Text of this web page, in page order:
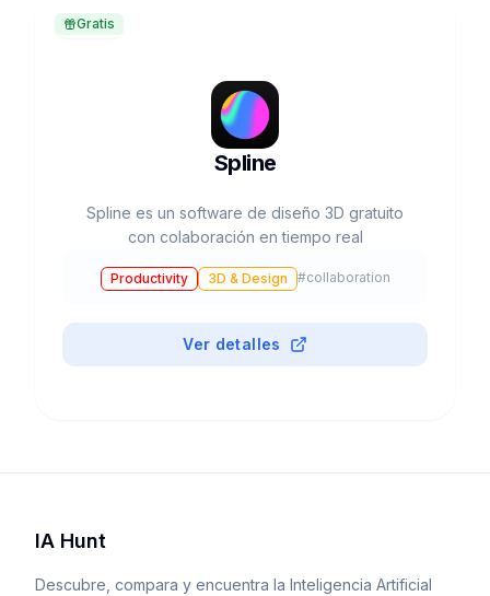
Gratis
Spline
Spline es un software de diseño 3D gratuito
con colaboración en tiempo real
Productivity 3D & Design #collaboration
Ver detalles
IA Hunt
Descubre, compara y encuentra la Inteligencia Artificial